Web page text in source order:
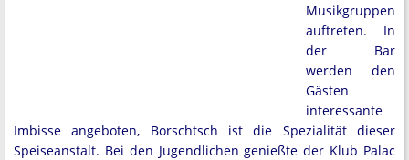
Musikgruppen
auftreten. In
der Bar
werden den
Gästen
interessante
Imbisse angeboten, Borschtsch ist die Spezialität dieser
Speiseanstalt. Bei den Jugendlichen genießte der Klub Palac